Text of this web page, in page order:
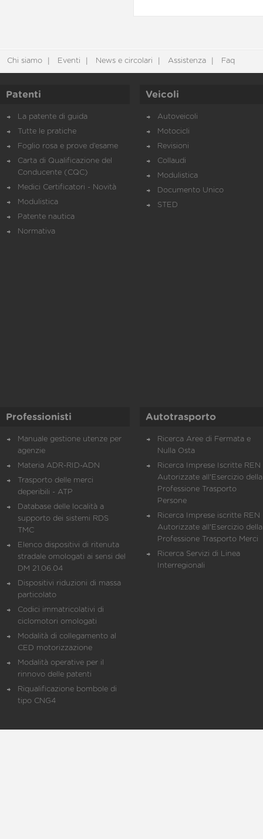
Chi siamo Eventi News e circolari Assistenza Faq
Patenti
La patente di guida
Tutte le pratiche
Foglio rosa e prove d’esame
Carta di Qualificazione del
Conducente (CQC)
Medici Certificatori - Novità
Modulistica
Patente nautica
Normativa
Veicoli
Autoveicoli
Motocicli
Revisioni
Collaudi
Modulistica
Documento Unico
STED
Professionisti
Manuale gestione utenze per
agenzie
Materia ADR-RID-ADN
Trasporto delle merci
deperibili - ATP
Database delle località a
supporto dei sistemi RDS
TMC
Elenco dispositivi di ritenuta
stradale omologati ai sensi del
DM 21.06.04
Dispositivi riduzioni di massa
particolato
Codici immatricolativi di
ciclomotori omologati
Modalità di collegamento al
CED motorizzazione
Modalità operative per il
rinnovo delle patenti
Riqualificazione bombole di
tipo CNG4
Autotrasporto
Ricerca Aree di Fermata e
Nulla Osta
Ricerca Imprese Iscritte REN
Autorizzate all'Esercizio della
Professione Trasporto
Persone
Ricerca Imprese iscritte REN
Autorizzate all'Esercizio della
Professione Trasporto Merci
Ricerca Servizi di Linea
Interregionali